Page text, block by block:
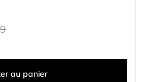
au panier